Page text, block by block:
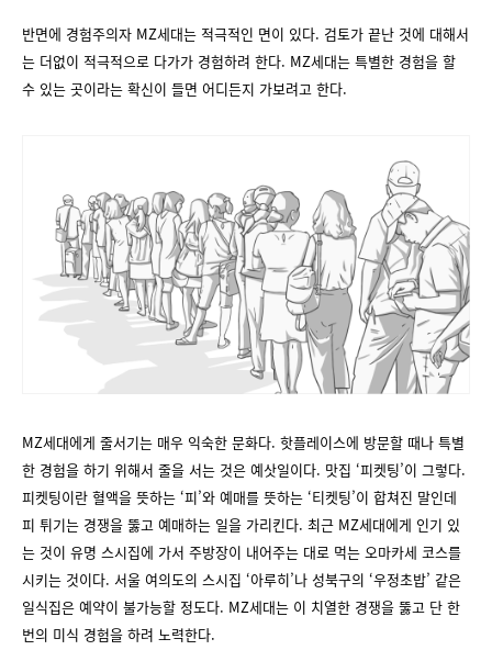
반면에 경험주의자 MZ세대는 적극적인 면이 있다. 검토가 끝난 것에 대해서
는 더없이 적극적으로 다가가 경험하려 한다. MZ세대는 특별한 경험을 할
수 있는 곳이라는 확신이 들면 어디든지 가보려고 한다.
MZ세대에게 줄서기는 매우 익숙한 문화다. 핫플레이스에 방문할 때나 특별
한 경험을 하기 위해서 줄을 서는 것은 예삿일이다. 맛집 ‘피켓팅’이 그렇다.
피켓팅이란 혈액을 뜻하는 ‘피’와 예매를 뜻하는 ‘티켓팅’이 합쳐진 말인데
피 튀기는 경쟁을 뚫고 예매하는 일을 가리킨다. 최근 MZ세대에게 인기 있
는 것이 유명 스시집에 가서 주방장이 내어주는 대로 먹는 오마카세 코스를
시키는 것이다. 서울 여의도의 스시집 ‘아루히’나 성북구의 ‘우정초밥’ 같은
일식집은 예약이 불가능할 정도다. MZ세대는 이 치열한 경쟁을 뚫고 단 한
번의 미식 경험을 하려 노력한다.